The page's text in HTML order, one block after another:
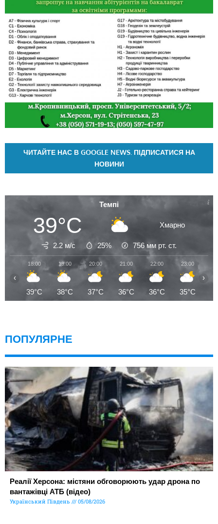
ЧИТАЙТЕ НАС В GOOGLE NEWS. ПІДПИСАТИСЯ НА
НОВИНИ
Темпі
39°C Хмарно
2.2 м/с 25% 756 мм рт. ст.
18:00
39°C
19:00
38°C
20:00
37°C
21:00
36°C
22:00
36°C
23:00
35°C
‹ ›
ПОПУЛЯРНЕ
Реалії Херсона: містяни обговорюють удар дрона по
вантажівці АТБ (відео)
Український Південь 05/08/2026